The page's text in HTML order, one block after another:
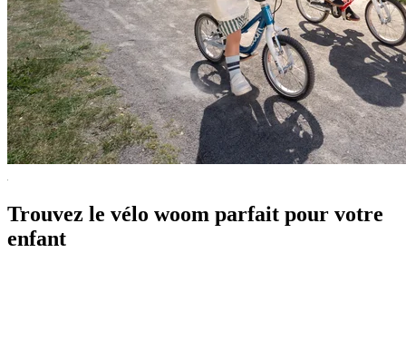
Trouvez le vélo woom parfait pour votre
enfant